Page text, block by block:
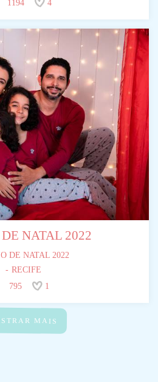
1194
4
NATAL 2022
DE NATAL 2022
RECIFE
795
1
MAIS